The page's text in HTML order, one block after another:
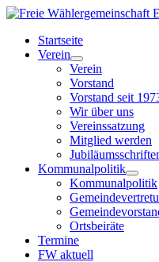
Startseite
Verein
Verein
Vorstand
Vorstand seit
Wir über uns
Vereinssatzung
Mitglied werden
Kommunalpolitik
Kommunalpolitik
Ortsbeiräte
Termine
FW aktuell